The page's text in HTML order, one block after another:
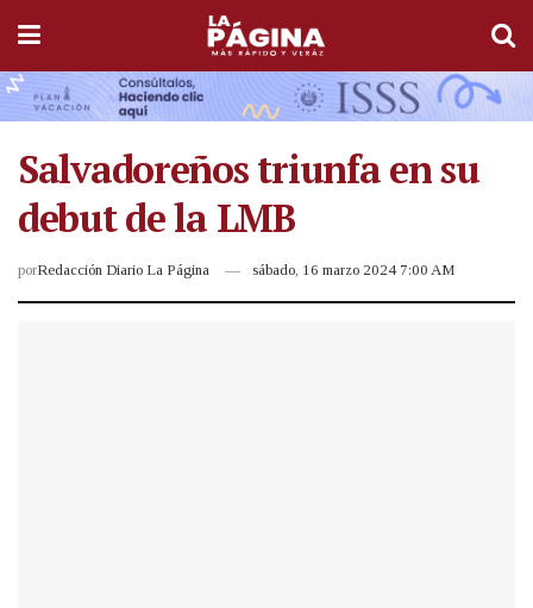
Salvadoreños triunfa en su
debut de la LMB
porRedacción Diario La Página sábado, 16 marzo 2024 7:00 AM